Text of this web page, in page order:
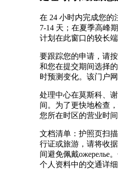
在 24 小时内完成您
7-14 天；在夏季高峰
计划在此窗口的较长
要跟踪您的申请，请
和您在提交期间选择
时预测变化。该门户
处理中心在莫斯科、
间。为了更快地检查
您所在时区的营业时
文档清单：护照页扫
行证或旅游，请将收
间避免佩戴ожерелье
个人资料中的交通详